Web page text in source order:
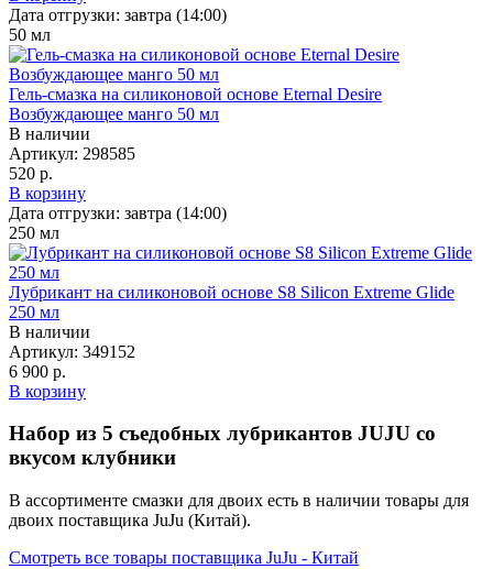
Дата отгрузки: завтра (14:00)
50 мл
Гель-смазка на силиконовой основе Eternal Desire
Возбуждающее манго 50 мл
В наличии
Артикул: 298585
520 р.
В корзину
Дата отгрузки: завтра (14:00)
250 мл
Лубрикант на силиконовой основе S8 Silicon Extreme Glide
250 мл
В наличии
Артикул: 349152
6 900 р.
В корзину
Набор из 5 съедобных лубрикантов JUJU со
вкусом клубники
В ассортименте смазки для двоих есть в наличии товары для
двоих поставщика JuJu (Китай).
Смотреть все товары поставщика JuJu - Китай